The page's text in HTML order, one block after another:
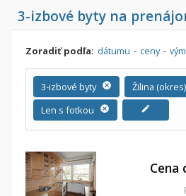
3-izbové byty na
Zoradiť podľa: dátumu - ceny -
3-izbové byty cancel Žilina (okres)
Len s fotkou cancel edit
Cena